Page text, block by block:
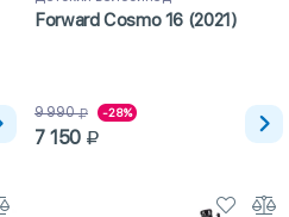
Forward Cosmo 16 (2021)
9 990 -28%
7 150